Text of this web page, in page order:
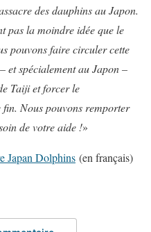
des dauphins au Japon.
pas la moindre idée que le
pouvons faire circuler cette
et spécialement au Japon –
Taiji et forcer le
Nous pouvons remporter
de votre aide !»
Japan Dolphins (en français)